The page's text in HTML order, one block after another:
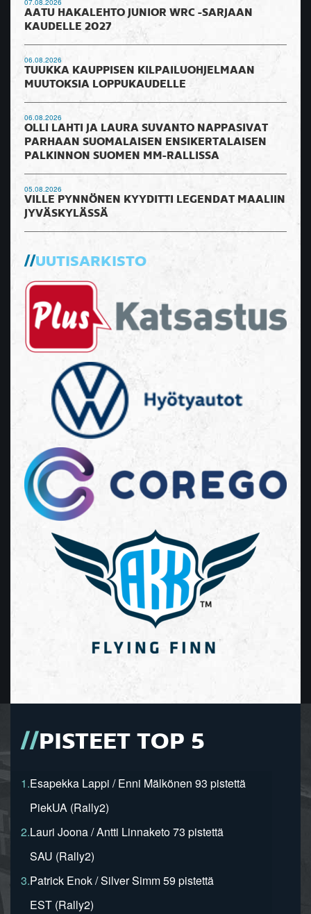
AATU HAKALEHTO JUNIOR WRC -SARJAAN
KAUDELLE 2027
06.08.2026
TUUKKA KAUPPISEN KILPAILUOHJELMAAN
MUUTOKSIA LOPPUKAUDELLE
06.08.2026
OLLI LAHTI JA LAURA SUVANTO NAPPASIVAT
PARHAAN SUOMALAISEN ENSIKERTALAISEN
PALKINNON SUOMEN MM-RALLISSA
05.08.2026
VILLE PYNNÖNEN KYYDITTI LEGENDAT MAALIIN
JYVÄSKYLÄSSÄ
UUTISARKISTO
PISTEET TOP 5
1.Esapekka Lappi / Enni Mälkönen 93 pistettä
PiekUA (Rally2)
2.Lauri Joona / Antti Linnaketo 73 pistettä
SAU (Rally2)
3.Patrick Enok / Silver Simm 59 pistettä
EST (Rally2)